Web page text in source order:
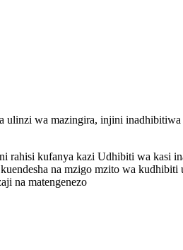
ulinzi wa mazingira, injini inadhibitiwa
rahisi kufanya kazi Udhibiti wa kasi
na mzigo mzito wa kudhibiti
na matengenezo